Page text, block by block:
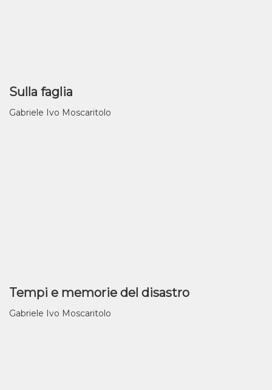
Sulla faglia
Gabriele Ivo Moscaritolo
Tempi e memorie del disastro
Gabriele Ivo Moscaritolo